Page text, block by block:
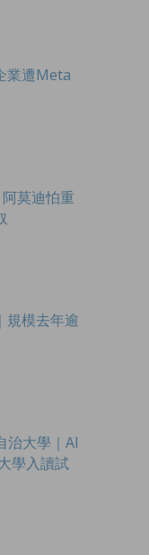
業遭Meta
莫迪怕重
規模去年逾
治大學｜AI
學入讀試